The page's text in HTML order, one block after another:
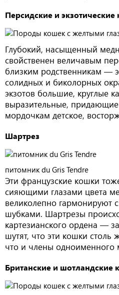
Персидские и
Глубокий, насыщенный
свойственен величавым
близким родственникам —
солидных и биколорных
экзотов большие, круглые
выразительные,
мордочкам детское,
Шартрез
питомник du Gris Tendre
Эти французские кошки
сияющими глазами цвета
великолепно гармонируют
шубками. Шартрезы
картезианского ордена —
шутят, что эти кошки
что и члены одноименного
Британские и шотландские